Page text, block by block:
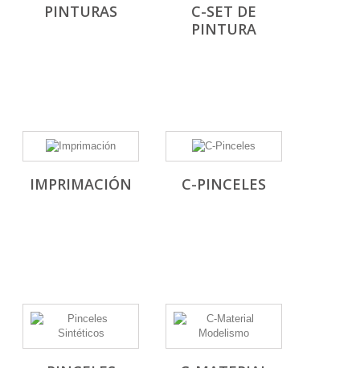
PINTURAS
C-SET DE
PINTURA
IMPRIMACIÓN C-PINCELES